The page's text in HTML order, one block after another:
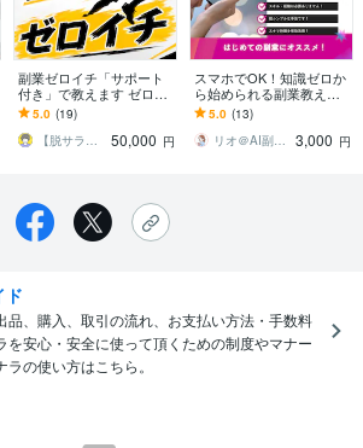
副業ゼロイチ「サポート
付き」で教えます ゼロイ
チ達成までサポートがつ
いて〈稼ぐノウハウ〉を
伝授します
5.0 (19)
【脱サラぱぱK】3ヶ月で脱サラできた方法
50,000 円
スマホでOK！知識ゼロか
ら始められる副業教えま
す 初心者向け！初期費用
ゼロ！副業迷子さんはま
ずここから！
5.0 (13)
リオ＠AI副業アドバイザー
3,000 円
ド
品、購入、取引の流れ、お支払い方法・手数料
を安心・安全に使って頂くための制度やマナー
の使い方はこちら。